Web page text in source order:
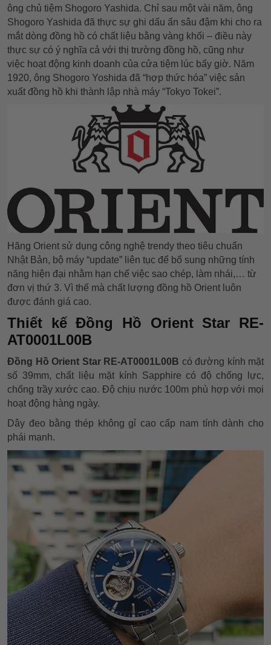
ông chủ tiệm Shogoro Yashida. Chỉ sau một vài năm, ông
Shogoro Yashida đã thực sự ghi dấu ấn sâu đậm khi cho ra
mắt dòng đồng hồ có chất liệu bằng vàng khối – điều này
thực sự có ý nghĩa cả với thị trường đồng hồ, cũng như
việc hoạt động kinh doanh của cửa tiệm lúc bấy giờ. Năm
1920, ông Shogoro Yoshida đã “hợp thức hóa” việc sản
xuất đồng hồ khi thành lập nhà máy “Tokyo Tokei”.
Hãng Orient sử dụng công nghệ trendy theo tiêu chuẩn
Nhật Bản, bộ máy “update” liên tục để bổ sung những tính
năng hiện đại nhằm hạn chế việc sao chép, làm nhái,… từ
đơn vị thứ 3. Vì thế mà chất lượng đồng hồ Orient luôn
được đánh giá cao.
Thiết kế Đồng Hồ Orient Star RE-
AT0001L00B
Đồng Hồ Orient Star RE-AT0001L00B có đường kính mặt
số 39mm, chất liệu mặt kính Sapphire có độ chống lực,
chống trầy xước cao. Độ chịu nước 100m phù hợp với mọi
hoạt động hàng ngày.
Dây đeo bằng thép không gỉ cao cấp nam tính dành cho
phái mạnh.